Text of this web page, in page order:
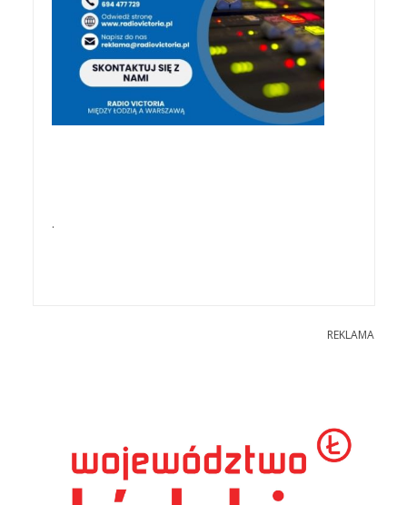
.
REKLAMA